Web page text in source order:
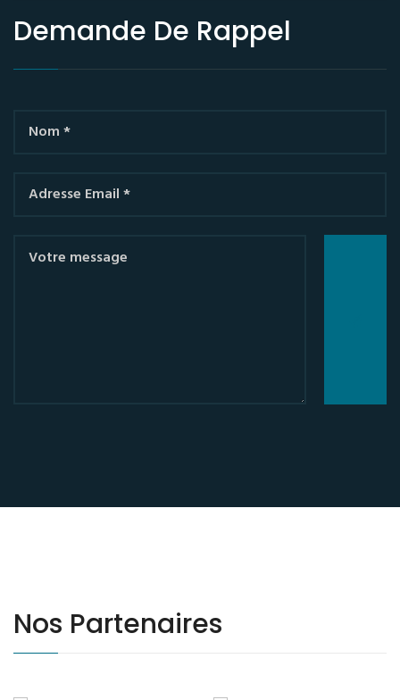
Demande De Rappel
Nos Partenaires